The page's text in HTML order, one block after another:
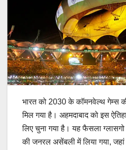
भारत को 2030 के कॉमनवेल्थ गेम्स
मिल गया है। अहमदाबाद को इस
लिए चुना गया है। यह फैसला ग्लासगो
की जनरल असेंबली में लिया गया,